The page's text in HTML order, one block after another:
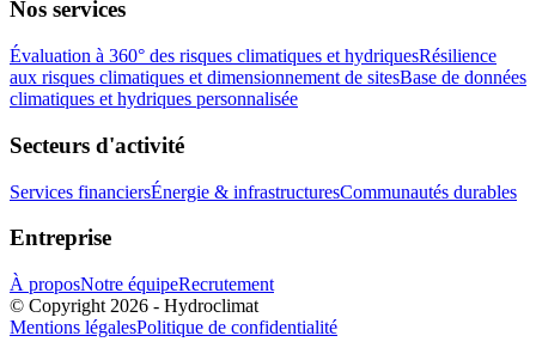
Nos services
Évaluation à 360° des risques climatiques et hydriquesRésilience
aux risques climatiques et dimensionnement de sitesBase de données
climatiques et hydriques personnalisée
Secteurs d'activité
Services financiersÉnergie & infrastructuresCommunautés durables
Entreprise
À proposNotre équipeRecrutement
© Copyright 2026 - Hydroclimat
Mentions légalesPolitique de confidentialité